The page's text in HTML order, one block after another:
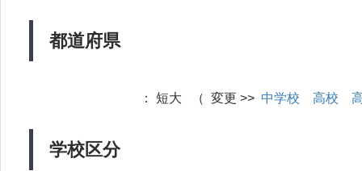
都道府県
学校区分
： 短大 （ 変更 >> 中学校 高校